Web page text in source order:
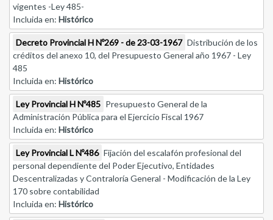
vigentes -Ley 485-
Incluida en: Histórico
Decreto Provincial H Nº269 - de 23-03-1967 Distribución de los
créditos del anexo 10, del Presupuesto General año 1967 - Ley
485
Incluida en: Histórico
Ley Provincial H Nº485 Presupuesto General de la
Administración Pública para el Ejercicio Fiscal 1967
Incluida en: Histórico
Ley Provincial L Nº486 Fijación del escalafón profesional del
personal dependiente del Poder Ejecutivo, Entidades
Descentralizadas y Contraloría General - Modificación de la Ley
170 sobre contabilidad
Incluida en: Histórico